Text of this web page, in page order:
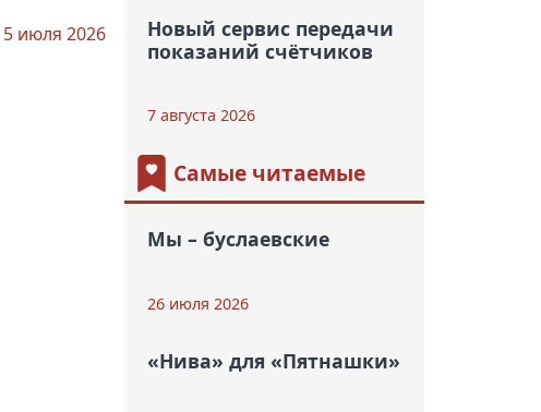
5 июля 2026
Новый сервис передачи
показаний счётчиков
7 августа 2026
Самые читаемые
Мы – буслаевские
26 июля 2026
«Нива» для «Пятнашки»